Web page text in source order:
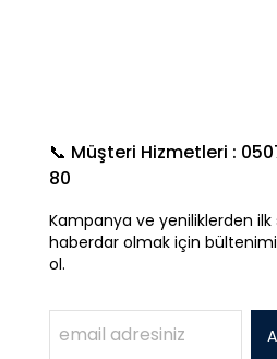
📞 Müşteri Hizmetleri :
80
Kampanya ve yeniliklerden ilk
haberdar olmak için
ol.